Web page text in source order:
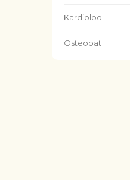
Kardioloq
Osteopat